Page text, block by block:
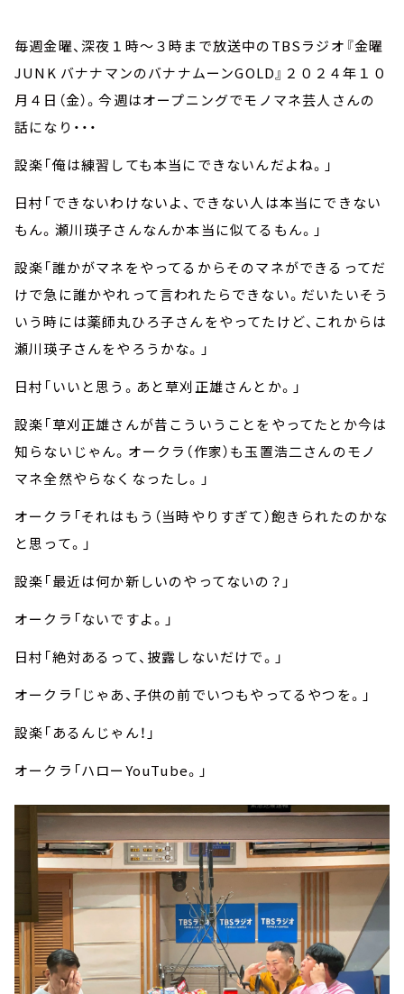
毎週金曜、深夜１時～３時まで放送中のTBSラジオ『金曜
JUNK バナナマンのバナナムーンGOLD』２０２４年１０
月４日（金）。今週はオープニングでモノマネ芸人さんの
話になり・・・
設楽「俺は練習しても本当にできないんだよね。」
日村「できないわけないよ、できない人は本当にできない
もん。瀬川瑛子さんなんか本当に似てるもん。」
設楽「誰かがマネをやってるからそのマネができるってだ
けで急に誰かやれって言われたらできない。だいたいそう
いう時には薬師丸ひろ子さんをやってたけど、これからは
瀬川瑛子さんをやろうかな。」
日村「いいと思う。あと草刈正雄さんとか。」
設楽「草刈正雄さんが昔こういうことをやってたとか今は
知らないじゃん。オークラ（作家）も玉置浩二さんのモノ
マネ全然やらなくなったし。」
オークラ「それはもう（当時やりすぎて）飽きられたのかな
と思って。」
設楽「最近は何か新しいのやってないの？」
オークラ「ないですよ。」
日村「絶対あるって、披露しないだけで。」
オークラ「じゃあ、子供の前でいつもやってるやつを。」
設楽「あるんじゃん！」
オークラ「ハローYouTube。」